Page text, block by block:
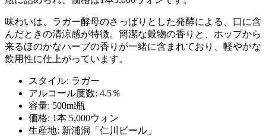
味わいは、ラガー酵母のさっぱりとした発酵による、口に含
んだときの清涼感が特徴。簡潔な穀物の香りと、ホップから
来るほのかなハーブの香りが一緒に含まれており、軽やかな
飲用性に仕上がっています。
スタイル: ラガー
アルコール度数: 4.5％
容量: 500ml瓶
価格: 1本 5,000ウォン
生産地: 新浦洞「仁川ビール」